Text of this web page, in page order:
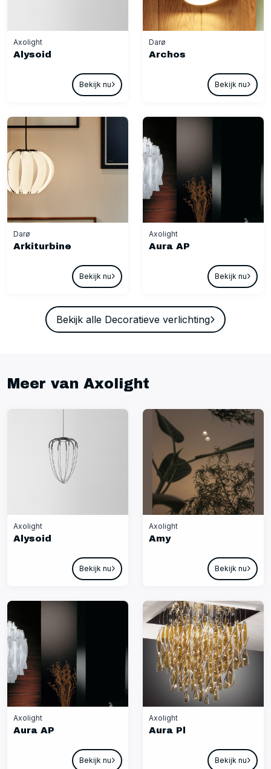
Axolight
Alysoid
Bekijk nu
Darø
Archos
Bekijk nu
Darø
Arkiturbine
Bekijk nu
Axolight
Aura AP
Bekijk nu
Bekijk alle Decoratieve verlichting
Meer van Axolight
Axolight
Alysoid
Bekijk nu
Axolight
Amy
Bekijk nu
Axolight
Aura AP
Bekijk nu
Axolight
Aura Pl
Bekijk nu